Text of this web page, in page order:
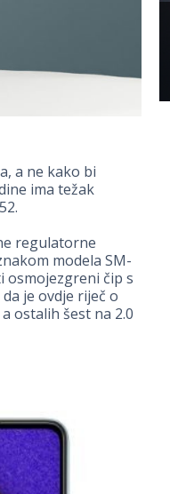
a ne kako bi
ima težak
regulatorne
modela SM-
osmojezgreni čip s
je ovdje riječ o
ostalih šest na 2.0